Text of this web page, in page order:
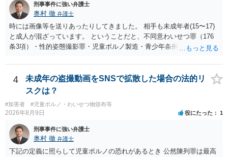
刑事事件に強い弁護士
奥村 徹 弁護士
時には画像等を送りあったりしてきました。 相手も未成年者(15〜17)
と成人が混ざっています。 ということだと、不同意わいせつ罪（176
条3項）・性的姿態撮影罪・児童ポルノ製造・青少年条例違反（わいせ
で、警察にバレれば、それなりの捜査を受けるでしょう。
4
未成年の盗撮動画をSNSで拡散した場合の法的リ
スクは？
#加害者 #児童ポルノ・わいせつ物頒布等
2026年8月9日 役にたった 1
刑事事件に強い弁護士
奥村 徹 弁護士
下記の定義に照らして児童ポルノの恐れがあるとき 公然陳列罪は最高